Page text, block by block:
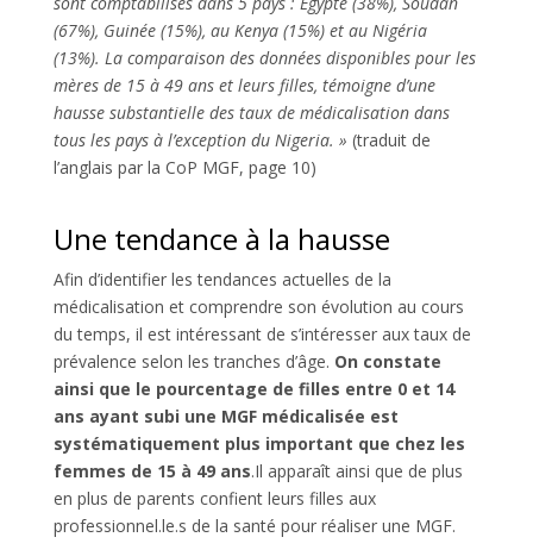
(67%), Guinée (15%), au Kenya (15%) et au Nigéria
(13%). La comparaison des données disponibles pour les
mères de 15 à 49 ans et leurs filles, témoigne d’une
hausse substantielle des taux de médicalisation dans
tous les pays à l’exception du Nigeria. » (traduit de
l’anglais par la CoP MGF, page 10)
Une tendance à la hausse
Afin d’identifier les tendances actuelles de la
médicalisation et comprendre son évolution au cours
du temps, il est intéressant de s’intéresser aux taux de
prévalence selon les tranches d’âge. On constate
ainsi que le pourcentage de filles entre 0 et 14
ans ayant subi une MGF médicalisée est
systématiquement plus important que chez les
femmes de 15 à 49 ans.Il apparaît ainsi que de plus
en plus de parents confient leurs filles aux
professionnel.le.s de la santé pour réaliser une MGF.